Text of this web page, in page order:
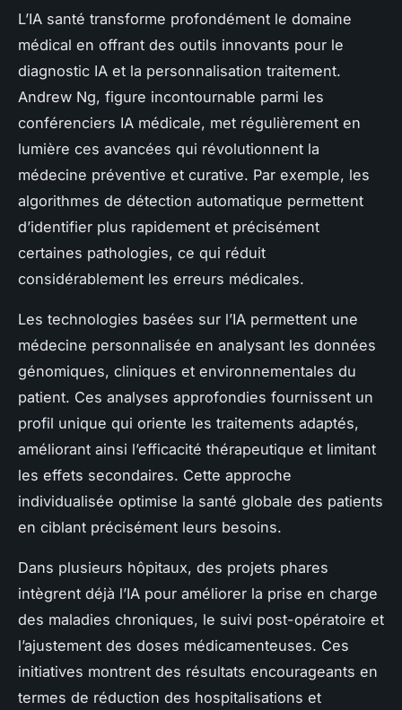
L’IA santé transforme profondément le domaine
médical en offrant des outils innovants pour le
diagnostic IA et la personnalisation traitement.
Andrew Ng, figure incontournable parmi les
conférenciers IA médicale, met régulièrement en
lumière ces avancées qui révolutionnent la
médecine préventive et curative. Par exemple, les
algorithmes de détection automatique permettent
d’identifier plus rapidement et précisément
certaines pathologies, ce qui réduit
considérablement les erreurs médicales.
Les technologies basées sur l’IA permettent une
médecine personnalisée en analysant les données
génomiques, cliniques et environnementales du
patient. Ces analyses approfondies fournissent un
profil unique qui oriente les traitements adaptés,
améliorant ainsi l’efficacité thérapeutique et limitant
les effets secondaires. Cette approche
individualisée optimise la santé globale des patients
en ciblant précisément leurs besoins.
Dans plusieurs hôpitaux, des projets phares
intègrent déjà l’IA pour améliorer la prise en charge
des maladies chroniques, le suivi post-opératoire et
l’ajustement des doses médicamenteuses. Ces
initiatives montrent des résultats encourageants en
termes de réduction des hospitalisations et